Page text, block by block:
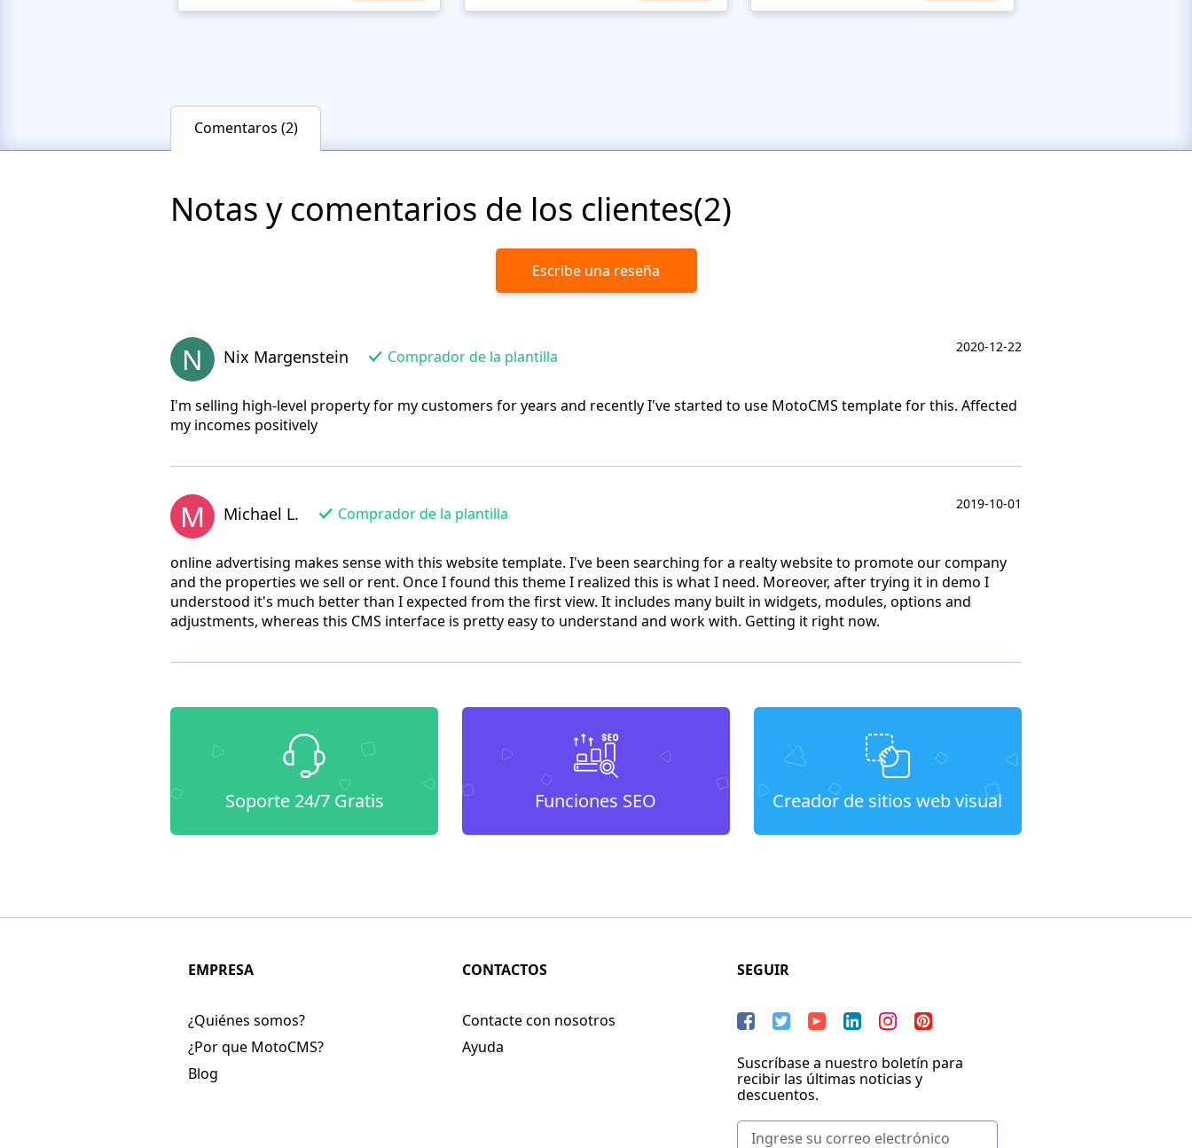
Comentaros (2)
Notas y comentarios de los clientes(2)
Escribe una reseña
N Nix Margenstein Comprador de la plantilla
2020-12-22
I'm selling high-level property for my customers for years and recently I've started to use MotoCMS template for this. Affected
my incomes positively
M Michael L. Comprador de la plantilla
2019-10-01
online advertising makes sense with this website template. I've been searching for a realty website to promote our company
and the properties we sell or rent. Once I found this theme I realized this is what I need. Moreover, after trying it in demo I
understood it's much better than I expected from the first view. It includes many built in widgets, modules, options and
adjustments, whereas this CMS interface is pretty easy to understand and work with. Getting it right now.
Soporte 24/7 Gratis Funciones SEO Creador de sitios web visual
EMPRESA
¿Quiénes somos?
¿Por que MotoCMS?
Blog
CONTACTOS
Contacte con nosotros
Ayuda
SEGUIR
Suscríbase a nuestro boletín para
recibir las últimas noticias y
descuentos.